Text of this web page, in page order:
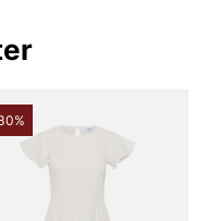
axelband som gör att
touch och en
4238 framhäver din
friheten att röra dig
klänning en mjuk och
är både andningsbart